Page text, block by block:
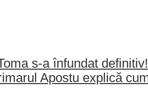
s-a înfundat
Apostu explică